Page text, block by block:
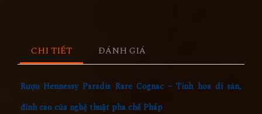
CHI TIẾT ĐÁNH GIÁ
Rượu Hennessy Paradis Rare Cognac – Tinh hoa di sản,
đỉnh cao của nghệ thuật pha chế Pháp